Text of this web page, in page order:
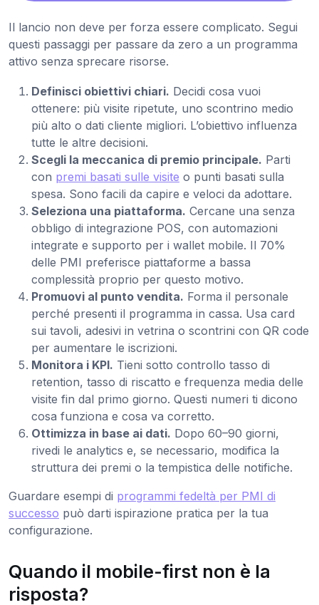
Il lancio non deve per forza essere complicato. Segui
questi passaggi per passare da zero a un programma
attivo senza sprecare risorse.
Definisci obiettivi chiari. Decidi cosa vuoi
ottenere: più visite ripetute, uno scontrino medio
più alto o dati cliente migliori. L’obiettivo influenza
tutte le altre decisioni.
Scegli la meccanica di premio principale. Parti
con premi basati sulle visite o punti basati sulla
spesa. Sono facili da capire e veloci da adottare.
Seleziona una piattaforma. Cercane una senza
obbligo di integrazione POS, con automazioni
integrate e supporto per i wallet mobile. Il 70%
delle PMI preferisce piattaforme a bassa
complessità proprio per questo motivo.
Promuovi al punto vendita. Forma il personale
perché presenti il programma in cassa. Usa card
sui tavoli, adesivi in vetrina o scontrini con QR code
per aumentare le iscrizioni.
Monitora i KPI. Tieni sotto controllo tasso di
retention, tasso di riscatto e frequenza media delle
visite fin dal primo giorno. Questi numeri ti dicono
cosa funziona e cosa va corretto.
Ottimizza in base ai dati. Dopo 60–90 giorni,
rivedi le analytics e, se necessario, modifica la
struttura dei premi o la tempistica delle notifiche.
Guardare esempi di programmi fedeltà per PMI di
successo può darti ispirazione pratica per la tua
configurazione.
Quando il mobile-first non è la
risposta?